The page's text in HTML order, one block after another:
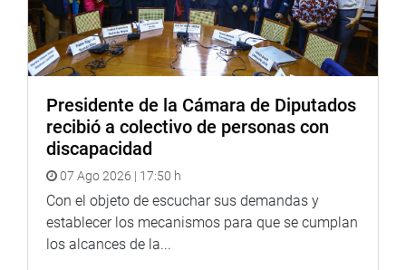
para asegurar la continuidad del proyecto, fortalecer la
coordinación entre las entidades involucradas y
garantizar una adecuada planificación financiera, con el
objetivo de hacer realidad una de las obras de
infraestructura más importantes para el desarrollo
nacional.
OFICINA DE COMUNICACIONES E IMAGEN
INSTITUCIONAL
Presidente de la Cámara de Diputados
recibió a colectivo de personas con
discapacidad
07 Ago 2026 | 17:50 h
Con el objeto de escuchar sus demandas y
establecer los mecanismos para que se cumplan
los alcances de la...